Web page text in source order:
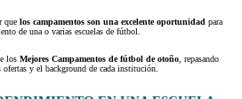
que los campamentos son una excelente oportunidad para
de una o varias escuelas de fútbol.
los Mejores Campamentos de fútbol de otoño , repasando
y el background de cada institución.